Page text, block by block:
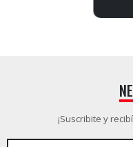
¡Suscribite y